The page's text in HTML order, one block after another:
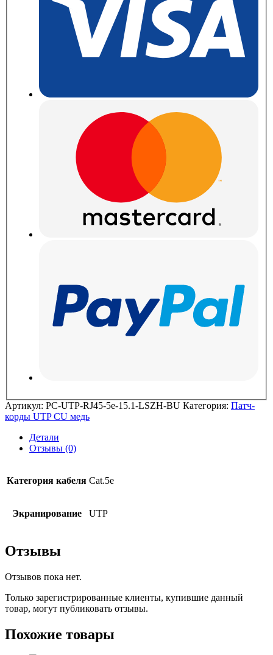
Артикул: PC-UTP-RJ45-5e-15.1-LSZH-BU Категория: Патч-
корды UTP CU медь
Детали
Отзывы (0)
Категория кабеля Cat.5e
Экранирование UTP
Отзывы
Отзывов пока нет.
Только зарегистрированные клиенты, купившие данный
товар, могут публиковать отзывы.
Похожие товары